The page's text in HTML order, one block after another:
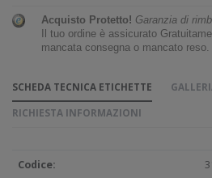
Acquisto Protetto! Garanzia di
Il tuo ordine è assicurato
mancata consegna o mancato reso.
SCHEDA TECNICA ETICHETTE
RICHIESTA INFORMAZIONI
Codice: